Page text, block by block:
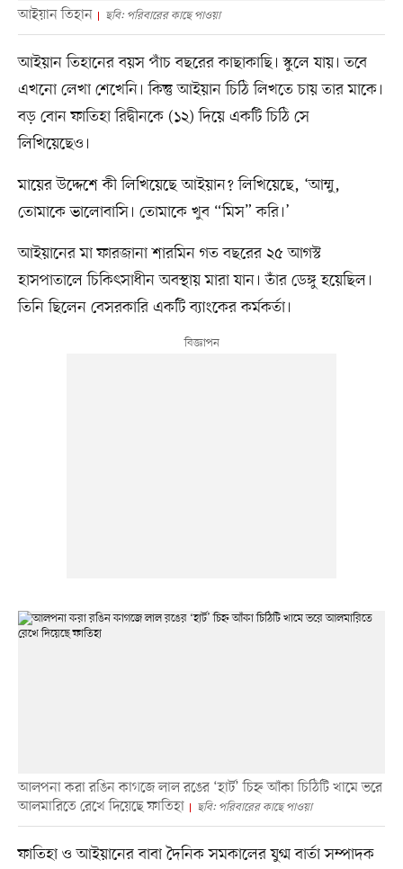
আইয়ান তিহান ছবি: পরিবারের কাছে পাওয়া
আইয়ান তিহানের বয়স পাঁচ বছরের কাছাকাছি। স্কুলে যায়। তবে
এখনো লেখা শেখেনি। কিন্তু আইয়ান চিঠি লিখতে চায় তার মাকে।
বড় বোন ফাতিহা রিদ্বীনকে (১২) দিয়ে একটি চিঠি সে
লিখিয়েছেও।
মায়ের উদ্দেশে কী লিখিয়েছে আইয়ান? লিখিয়েছে, ‘আম্মু,
তোমাকে ভালোবাসি। তোমাকে খুব “মিস” করি।’
আইয়ানের মা ফারজানা শারমিন গত বছরের ২৫ আগস্ট
হাসপাতালে চিকিৎসাধীন অবস্থায় মারা যান। তাঁর ডেঙ্গু হয়েছিল।
তিনি ছিলেন বেসরকারি একটি ব্যাংকের কর্মকর্তা।
আলপনা করা রঙিন কাগজে লাল রঙের ‘হার্ট’ চিহ্ন আঁকা চিঠিটি খামে ভরে
আলমারিতে রেখে দিয়েছে ফাতিহা
ছবি: পরিবারের কাছে পাওয়া
ফাতিহা ও আইয়ানের বাবা দৈনিক সমকালের যুগ্ম বার্তা সম্পাদক